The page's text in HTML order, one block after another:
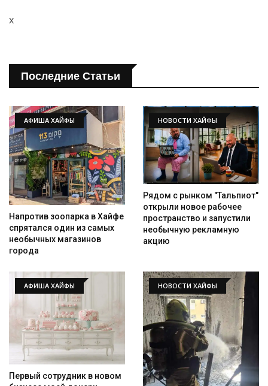
x
Последние Статьи
АФИША ХАЙФЫ
Напротив зоопарка в Хайфе
спрятался один из самых
необычных магазинов
города
НОВОСТИ ХАЙФЫ
Рядом с рынком "Тальпиот"
открыли новое рабочее
пространство и запустили
необычную рекламную
акцию
АФИША ХАЙФЫ
Первый сотрудник в новом
НОВОСТИ ХАЙФЫ